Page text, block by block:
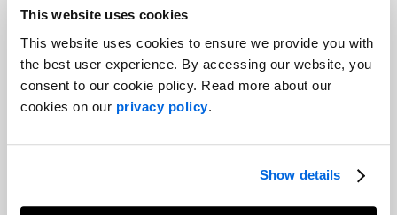
This website uses cookies
This website uses cookies to ensure we provide you with
the best user experience. By accessing our website, you
consent to our cookie policy. Read more about our
cookies on our privacy policy.
Show details
session que 2020 serait l’année de l’environnement pour son
gouvernement. La grande journée de manifestation sur les
changements climatiques, qui s’est déroulée à Montréal le 27
septembre en présence de Greta Thunberg et qui a attiré près
de 500 000 personnes, laisse peu de choix au gouvernement de
programme sur la récupération et la valorisation des gros
électroménagers, annoncé en novembre, est un premier exemple.
prochain, dont la modernisation du système de consigne et de la